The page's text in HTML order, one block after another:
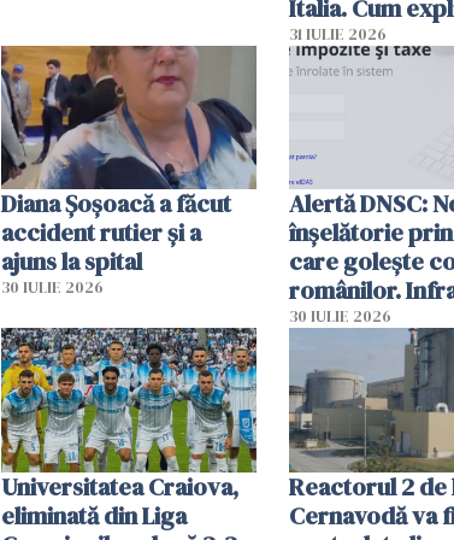
Italia. Cum
autoritățile
31 IULIE 2026
Diana Șoșoacă a făcut
accident rutier și a
ajuns la spital
30 IULIE 2026
Alertă DNSC:
înșelătorie prin
care golește
românilor.
folosesc
Ghișeul.ro și
Române
30 IULIE 2026
Universitatea Craiova,
eliminată din Liga
Reactorul 2 de
Cernavodă va